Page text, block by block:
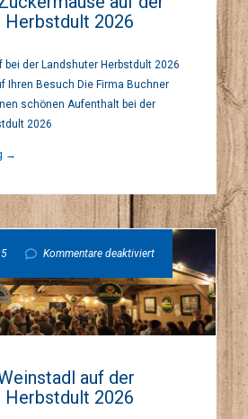
auf
Herbstdult
2026
Herbstdult 2026
bei der Landshuter Herbstdult 2026
Ihren Besuch Die Firma Buchner
schönen Aufenthalt bei der
2026
→
Kommentare deaktiviertfür
Buchner
auf der
Herbstdult 2026